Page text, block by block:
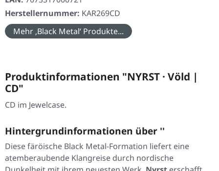
Herstellernummer: KAR269CD
Mehr ‚Black Metal‘ Produkte...
Produktinformationen "NYRST · Völd |
CD"
CD im Jewelcase.
Hintergrundinformationen über ''
Diese färöische Black Metal-Formation liefert eine
atemberaubende Klangreise durch nordische